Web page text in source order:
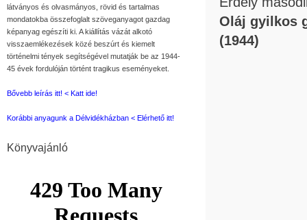
látványos és olvasmányos, rövid és tartalmas
mondatokba összefoglalt szöveganyagot gazdag
képanyag egészíti ki. A kiállítás vázát alkotó
visszaemlékezések közé beszúrt és kiemelt
történelmi tények segítségével mutatják be az 1944-
45 évek fordulóján történt tragikus eseményeket.
Bővebb leírás itt! < Katt ide!
Korábbi anyagunk a Délvidékházban < Elérhető itt!
Könyvajánló
Oláj gyilkos
(1944)